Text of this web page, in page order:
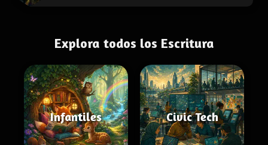
Explora todos los Escritura
Infantiles Civic Tech